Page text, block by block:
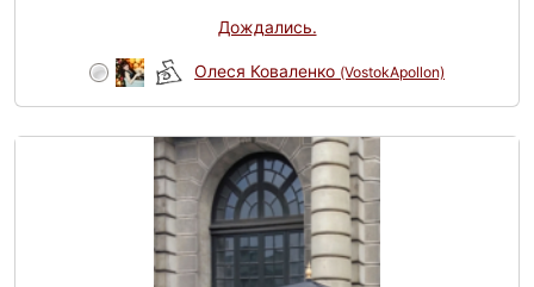
Дождались.
Олеся Коваленко (VostokApollon)